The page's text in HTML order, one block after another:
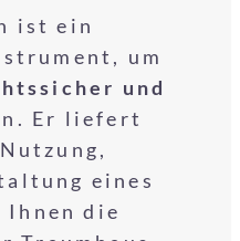
ist ein
um
und
Er liefert
eines
Ihnen die